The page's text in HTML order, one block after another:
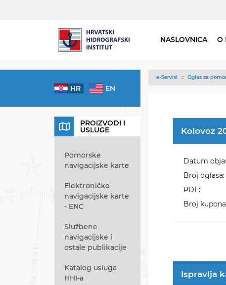
NASLOVNICA O
EN
HR
PROIZVODI I
USLUGE
Pomorske
navigacijske karte
Elektroničke
navigacijske karte
- ENC
Službene
navigacijske i
ostale publikacije
Katalog usluga
HHI-a
e-Servisi Oglas za
Kolovoz
Datum
Broj oglasa:
PDF:
Broj
Ispravlja